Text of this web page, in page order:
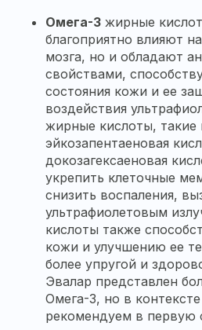
Омега-3 жирные
благоприятно влияют
мозга, но и обладают
свойствами,
состояния кожи и ее
воздействия
жирные кислоты, такие
эйкозапентаеновая
докозагексаеновая
укрепить клеточные
снизить воспаления,
ультрафиолетовым
кислоты также
кожи и улучшению ее
более упругой и
Эвалар представлен
Омега-3, но в
рекомендуем в первую